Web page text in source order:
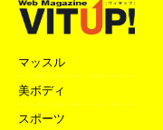
マッスル
美ボディ
スポーツ